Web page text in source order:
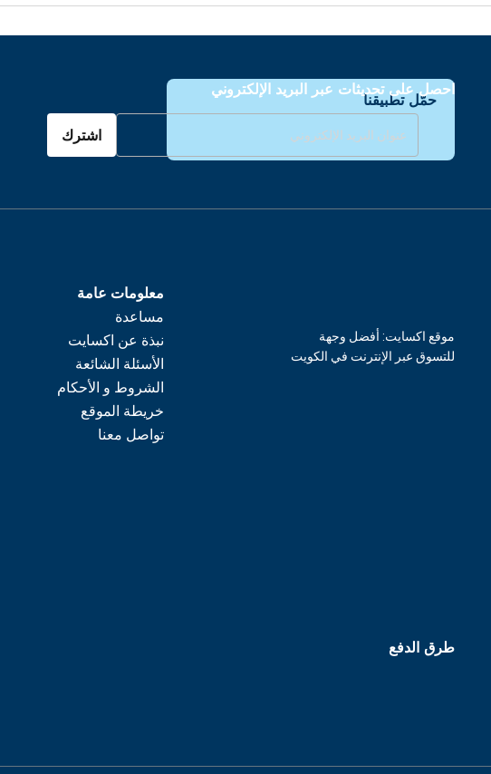
حمّل تطبيقنا
احصل على تحديثات عبر البريد الإلكتروني
اشترك
معلومات عامة
مساعدة
نبذة عن اكسايت
الأسئلة الشائعة
الشروط و الأحكام
خريطة الموقع
تواصل معنا
موقع اكسايت: أفضل وجهة
للتسوق عبر الإنترنت في الكويت
طرق الدفع